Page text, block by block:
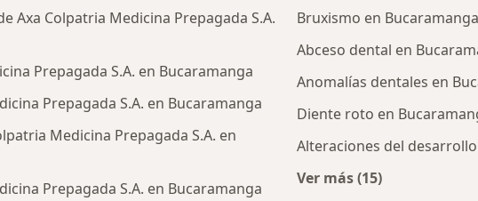
Axa Colpatria Medicina Prepagada S.A.
Prepagada S.A. en Bucaramanga
Prepagada S.A. en Bucaramanga
Medicina Prepagada S.A. en
Prepagada S.A. en Bucaramanga
Bruxismo en Bucaramanga
Abceso dental en
Anomalías dentales en
Diente roto en
Alteraciones del
Ver más (15)